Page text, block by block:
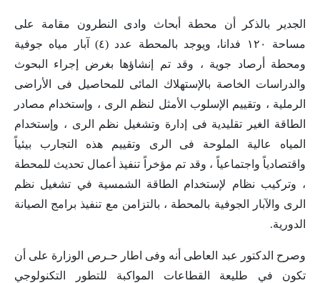
الجدير بالذكر أن محطة أبحاث وادى النطرون مقامة على
مساحة ١٢٠ فدانا، ويوجد بالمحطة عدد (٤) آبار مياه جوفية
ومحطة أرصاد جوية ، وقد تم إنشاؤها بغرض إجراء البحوث
والدراسات الخاصة بالإستهلاك المائى للمحاصيل فى الأراضى
الرملية ، وتقييم الإسلوب الأمثل لنظم الرى ، وإستخدام مصادر
الطاقة الغير تقليدية فى إدارة وتشغيل نظم الرى ، وإستخدام
المياه عالية الملوحة فى الرى وتقييم هذه التجارب بيئياً
واقتصادياً واجتماعياً ، وقد تم مؤخراً تنفيذ أعمال تحديث للمحطة
، وتركيب نظام لإستخدام الطاقة الشمسية في تشغيل نظم
الرى والآبار الجوفية بالمحطة ، بالتزامن مع تنفيذ برامج الصيانة
الدورية.
وصرح الدكتور عبد العاطى أنه وفى اطار حـرص الوزارة على أن
تكون في طليعة القطاعات المواكبة للتطور التكنولوجي